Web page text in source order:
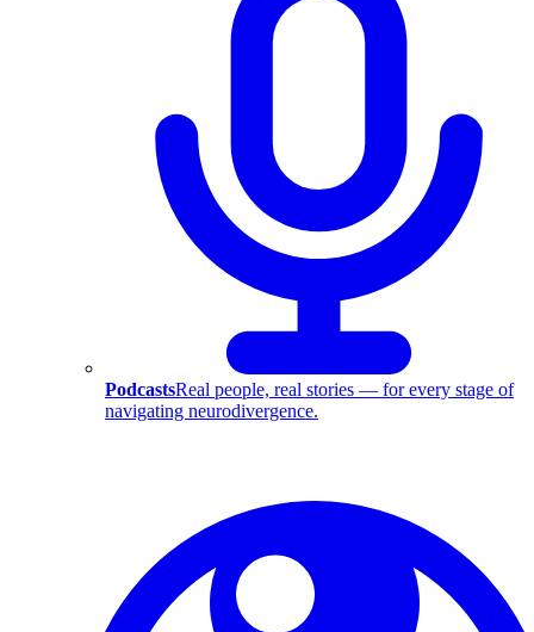
PodcastsReal people, real stories — for every stage of
navigating neurodivergence.